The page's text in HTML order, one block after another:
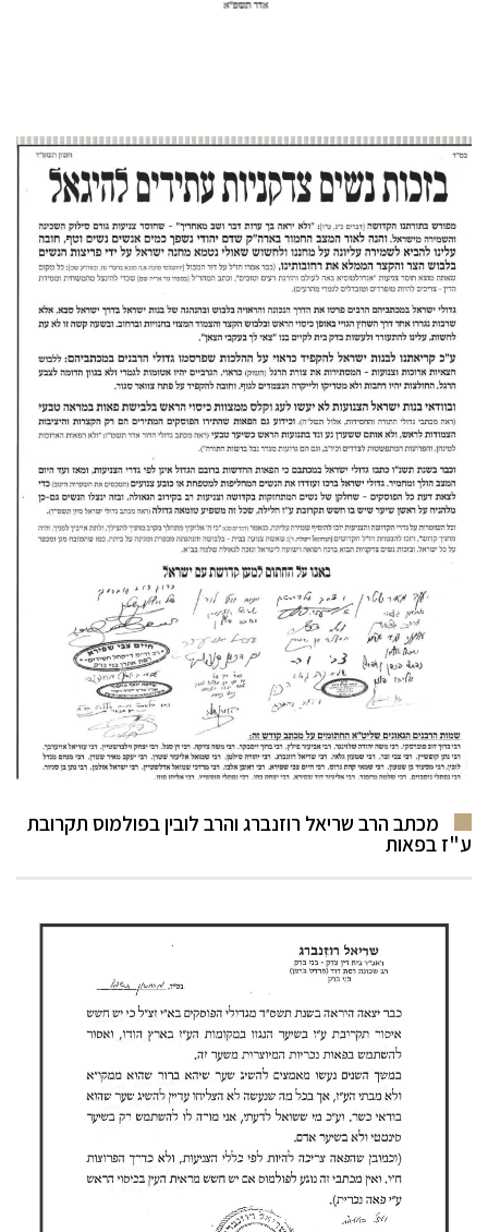
מכתב הרב שריאל רוזנברג והרב לובין בפולמוס תקרובת
ע"ז בפאות